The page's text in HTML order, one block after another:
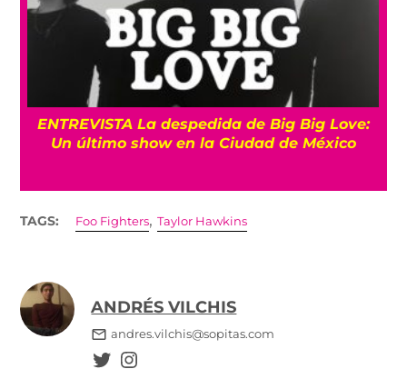
ENTREVISTA La despedida de Big Big Love:
Un último show en la Ciudad de México
TAGS: Foo Fighters,Taylor Hawkins
ANDRÉS VILCHIS
andres.vilchis@sopitas.com